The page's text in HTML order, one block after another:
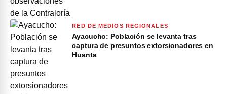
RED DE MEDIOS REGIONALES
Ayacucho: Población se levanta tras
captura de presuntos extorsionadores en
Huanta